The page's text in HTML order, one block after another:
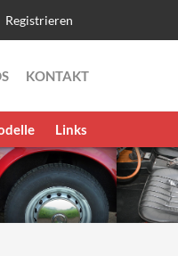
Registrieren
Links
KONTAKT